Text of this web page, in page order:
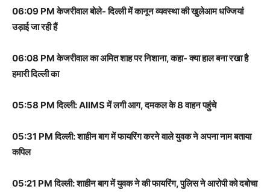
06:09 PM केजरीवाल बोले- दिल्ली में कानून व्यवस्था की खुलेआम धज्जियां
उड़ाई जा रही हैं
06:08 PM केजरीवाल का अमित शाह पर निशाना, कहा- क्या हाल बना रखा है
हमारी दिल्ली का
05:58 PM दिल्ली: AIIMS में लगी आग, दमकल के 8 वाहन पहुंचे
05:31 PM दिल्ली: शाहीन बाग में फायरिंग करने वाले युवक ने अपना नाम बताया
कपिल
05:21 PM दिल्ली: शाहीन बाग में युवक ने की फायरिंग, पुलिस ने आरोपी को दबोचा